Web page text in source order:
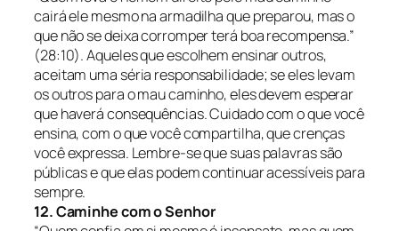
cairá ele mesmo na armadilha que preparou, mas o
que não se deixa corromper terá boa recompensa.”
(28:10).Aqueles que escolhem ensinar outros,
aceitam uma séria responsabilidade; se eles levam
os outros para o mau caminho, eles devem esperar
que haverá consequências. Cuidado com o que você
ensina, com o que você compartilha, que crenças
você expressa. Lembre-se que suas palavras são
públicas e que elas podem continuar acessíveis para
sempre.
12. Caminhe com o Senhor